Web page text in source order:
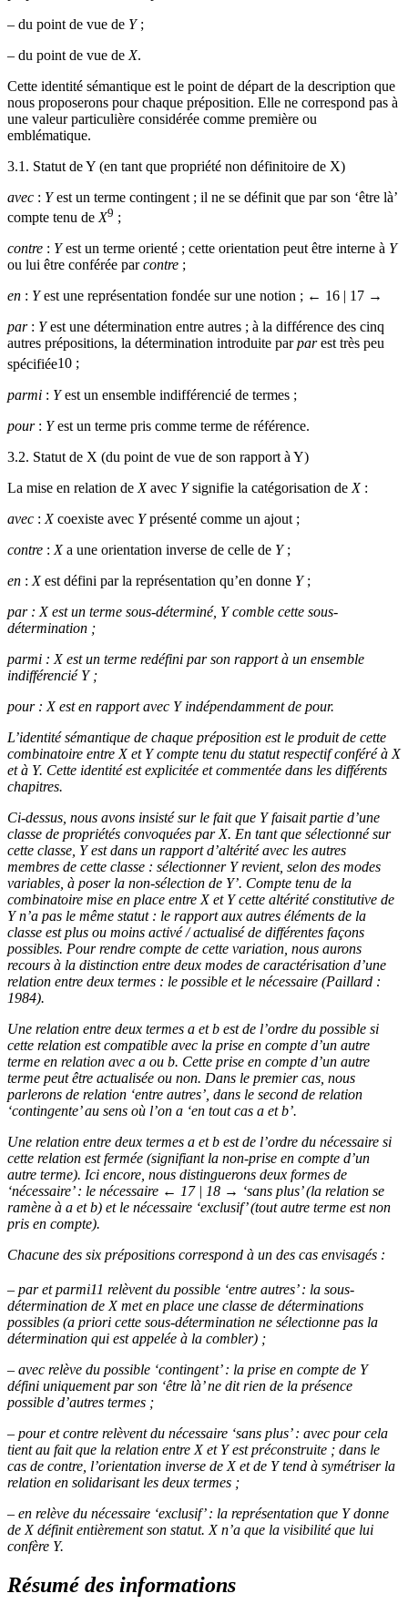
– du point de vue de Y;
– du point de vue de X.
Cette identité sémantique est le point de départ de la description que
nous proposerons pour chaque préposition. Elle ne correspond pas à
une valeur particulière considérée comme première ou
emblématique.
3.1. Statut de Y (en tant que propriété non définitoire de X)
avec : Yest un terme contingent ; il ne se définit que par son ‘être là’
compte tenu de X9 ;
contre : Yest un terme orienté ; cette orientation peut être interne à Y
ou lui être conférée parcontre ;
en : Yest une représentation fondée sur une notion ; ← 16 | 17 →
par: Yest une détermination entre autres ; à la différence des cinq
autres prépositions, la détermination introduite parparest très peu
spécifiée10 ;
parmi : Yest un ensemble indifférencié de termes ;
pour: Yest un terme pris comme terme de référence.
3.2. Statut de X (du point de vue de son rapport à Y)
La mise en relation de Xavec Ysignifie la catégorisation de X:
avec : Xcoexiste avec Yprésenté comme un ajout ;
contre : Xa une orientation inverse de celle de Y;
en : Xest défini par la représentation qu’en donne Y;
par: Xest un terme sous-déterminé, Ycomble cette sous-
détermination ;
parmi : Xest un terme redéfini par son rapport à un ensemble
indifférencié Y;
pour: Xest en rapport avec Yindépendamment de pour.
L’identité sémantique de chaque préposition est le produit de cette
combinatoire entre Xet Ycompte tenu du statut respectif conféré à X
et à Y. Cette identité est explicitée et commentée dans les différents
chapitres.
Ci-dessus, nous avons insisté sur le fait que Yfaisait partie d’une
classe de propriétés convoquées par X. En tant que sélectionné sur
cette classe, Yest dans un rapport d’altérité avec les autres
membres de cette classe : sélectionner Yrevient, selon des modes
variables , à poser la non-sélection de Y’. Compte tenu de la
combinatoire mise en place entre Xet Ycette altérité constitutive de
Yn’a pas le même statut : le rapport aux autres éléments de la
classe est plus ou moins activé / actualisé de différentes façons
possibles. Pour rendre compte de cette variation, nous aurons
recours à la distinction entre deux modes de caractérisation d’une
relation entre deux termes : le possible et le nécessaire (Paillard :
1984).
Une relation entre deux termes a etb est de l’ordre du possible si
cette relation est compatible avec la prise en compte d’un autre
terme en relation avec a ou b. Cette prise en compte d’un autre
terme peut être actualisée ou non. Dans le premier cas, nous
parlerons de relation ‘entre autres’, dans le second de relation
‘contingente’ au sens où l’on a ‘en tout cas a etb’.
Une relation entre deux termes a etb est de l’ordre du nécessaire si
cette relation est fermée (signifiant la non-prise en compte d’un
autre terme). Ici encore, nous distinguerons deux formes de
‘nécessaire’ : le nécessaire ← 17 | 18 → ‘sans plus’ (la relation se
ramène à a etb) et le nécessaire ‘exclusif’ (tout autre terme est non
pris en compte).
Chacune des six prépositions correspond à un des cas envisagés :
– paretparmi11 relèvent du possible ‘entre autres’ : la sous-
détermination de Xmet en place une classe de déterminations
possibles (a priori cette sous-détermination ne sélectionne pas la
détermination qui est appelée à la combler) ;
– avec relève du possible ‘contingent’ : la prise en compte de Y
défini uniquement par son ‘être là’ ne dit rien de la présence
possible d’autres termes ;
– pouretcontre relèvent du nécessaire ‘sans plus’ : avec pourcela
tient au fait que la relation entre Xet Yest préconstruite ; dans le
cas de contre , l’orientation inverse de Xet de Ytend à symétriser la
relation en solidarisant les deux termes ;
– en relève du nécessaire ‘exclusif’ : la représentation que Ydonne
de Xdéfinit entièrement son statut. Xn’a que la visibilité que lui
confère Y.
Résumé des informations